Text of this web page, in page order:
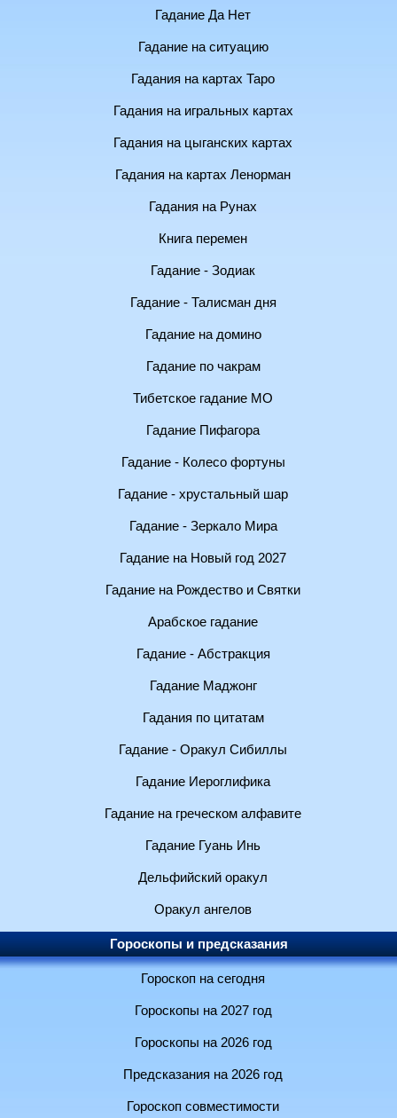
Гадание Да Нет
Гадание на ситуацию
Гадания на картах Таро
Гадания на игральных картах
Гадания на цыганских картах
Гадания на картах Ленорман
Гадания на Рунах
Книга перемен
Гадание - Зодиак
Гадание - Талисман дня
Гадание на домино
Гадание по чакрам
Тибетское гадание МО
Гадание Пифагора
Гадание - Колесо фортуны
Гадание - хрустальный шар
Гадание - Зеркало Мира
Гадание на Новый год 2027
Гадание на Рождество и Святки
Арабское гадание
Гадание - Абстракция
Гадание Маджонг
Гадания по цитатам
Гадание - Оракул Сибиллы
Гадание Иероглифика
Гадание на греческом алфавите
Гадание Гуань Инь
Дельфийский оракул
Оракул ангелов
Гороскопы и предсказания
Гороскоп на сегодня
Гороскопы на 2027 год
Гороскопы на 2026 год
Предсказания на 2026 год
Гороскоп совместимости